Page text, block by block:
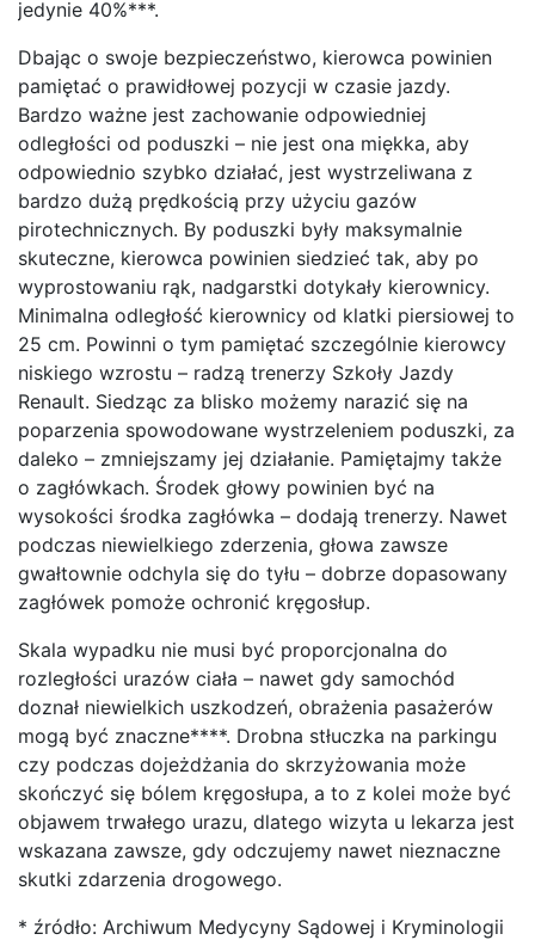
jedynie 40%***.
Dbając o swoje bezpieczeństwo, kierowca powinien
pamiętać o prawidłowej pozycji w czasie jazdy.
Bardzo ważne jest zachowanie odpowiedniej
odległości od poduszki – nie jest ona miękka, aby
odpowiednio szybko działać, jest wystrzeliwana z
bardzo dużą prędkością przy użyciu gazów
pirotechnicznych. By poduszki były maksymalnie
skuteczne, kierowca powinien siedzieć tak, aby po
wyprostowaniu rąk, nadgarstki dotykały kierownicy.
Minimalna odległość kierownicy od klatki piersiowej to
25 cm. Powinni o tym pamiętać szczególnie kierowcy
niskiego wzrostu – radzą trenerzy Szkoły Jazdy
Renault. Siedząc za blisko możemy narazić się na
poparzenia spowodowane wystrzeleniem poduszki, za
daleko – zmniejszamy jej działanie. Pamiętajmy także
o zagłówkach. Środek głowy powinien być na
wysokości środka zagłówka – dodają trenerzy. Nawet
podczas niewielkiego zderzenia, głowa zawsze
gwałtownie odchyla się do tyłu – dobrze dopasowany
zagłówek pomoże ochronić kręgosłup.
Skala wypadku nie musi być proporcjonalna do
rozległości urazów ciała – nawet gdy samochód
doznał niewielkich uszkodzeń, obrażenia pasażerów
mogą być znaczne****. Drobna stłuczka na parkingu
czy podczas dojeżdżania do skrzyżowania może
skończyć się bólem kręgosłupa, a to z kolei może być
objawem trwałego urazu, dlatego wizyta u lekarza jest
wskazana zawsze, gdy odczujemy nawet nieznaczne
skutki zdarzenia drogowego.
* źródło: Archiwum Medycyny Sądowej i Kryminologii